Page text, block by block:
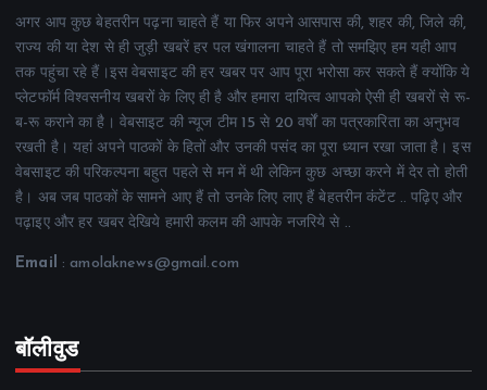
अगर आप कुछ बेहतरीन पढ़ना चाहते हैं या फिर अपने आसपास की, शहर की, जिले की,
राज्य की या देश से ही जुड़ी खबरें हर पल खंगालना चाहते हैं तो समझिए हम यही आप
तक पहुंचा रहे हैं।इस वेबसाइट की हर खबर पर आप पूरा भरोसा कर सकते हैं क्योंकि ये
प्लेटफॉर्म विश्वसनीय खबरों के लिए ही है और हमारा दायित्व आपको ऐसी ही खबरों से रू-
ब-रू कराने का है। वेबसाइट की न्यूज टीम 15 से 20 वर्षों का पत्रकारिता का अनुभव
रखती है। यहां अपने पाठकों के हितों और उनकी पसंद का पूरा ध्यान रखा जाता है। इस
वेबसाइट की परिकल्पना बहुत पहले से मन में थी लेकिन कुछ अच्छा करने में देर तो होती
है। अब जब पाठकों के सामने आए हैं तो उनके लिए लाए हैं बेहतरीन कंटेंट .. पढ़िए और
पढ़ाइए और हर खबर देखिये हमारी कलम की आपके नजरिये से ..
Email : amolaknews@gmail.com
बॉलीवुड